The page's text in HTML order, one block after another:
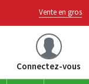
Vente en gros
Connectez-vous